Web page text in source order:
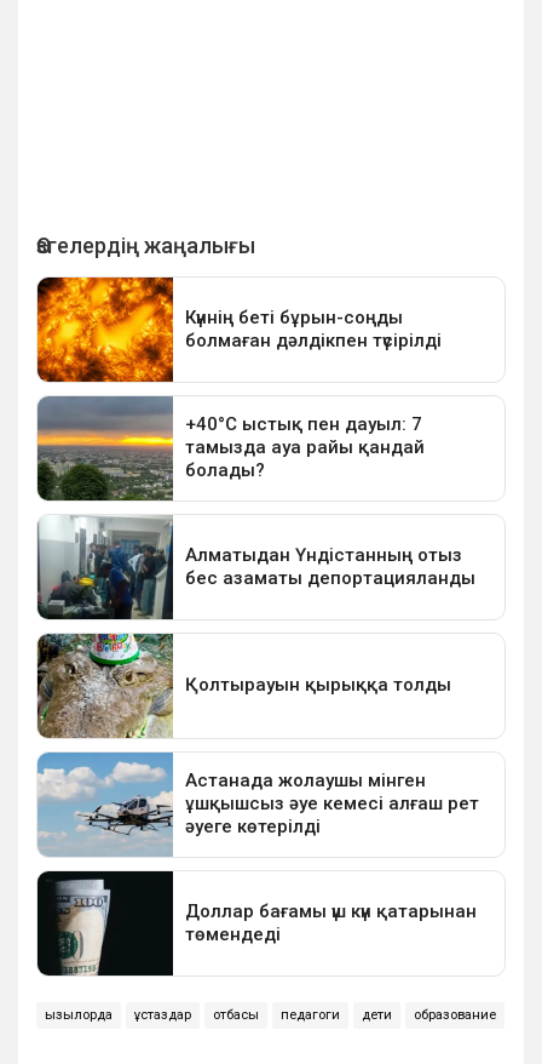
қызылорда ұстаздар отбасы педагоги дети образование